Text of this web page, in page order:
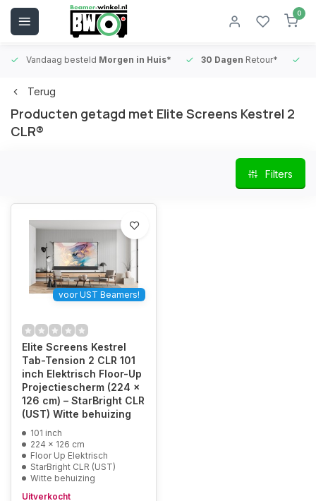
0
Vandaag besteld Morgen in Huis* 30 Dagen Retour*
Terug
Producten getagd met Elite Screens Kestrel 2
CLR®
Filters
voor UST Beamers!
Elite Screens Kestrel
Tab-Tension 2 CLR 101
inch Elektrisch Floor-Up
Projectiescherm (224 x
126 cm) – StarBright CLR
(UST) Witte behuizing
101 inch
224 x 126 cm
Floor Up Elektrisch
StarBright CLR (UST)
Witte behuizing
Uitverkocht